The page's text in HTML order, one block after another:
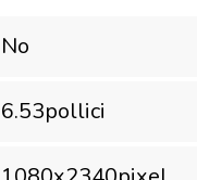
No
6.53pollici